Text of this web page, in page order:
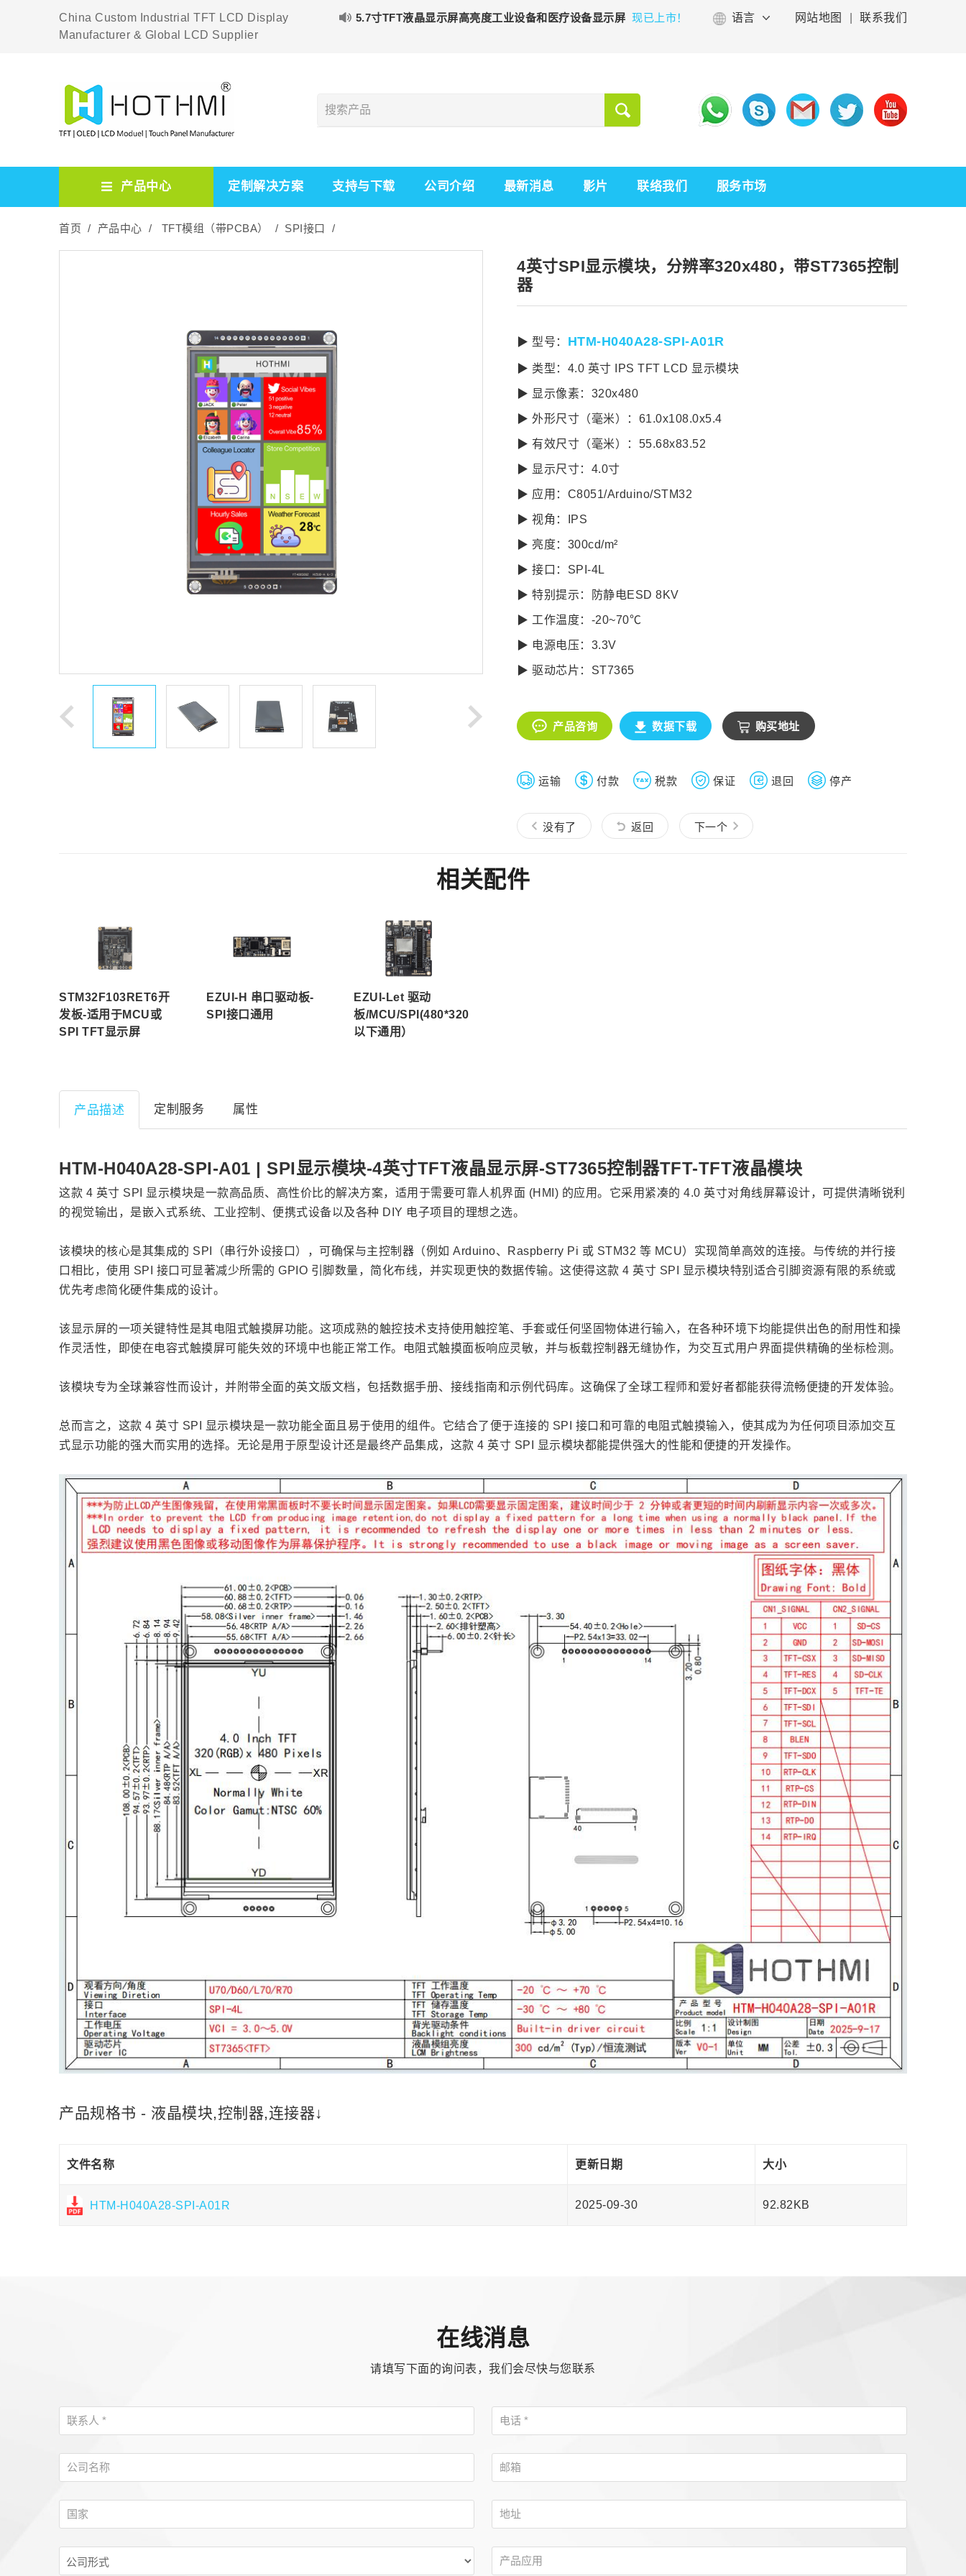
China Custom Industrial TFT LCD Display
Manufacturer & Global LCD Supplier
5.7寸TFT液晶显示屏高亮度工业设备和医疗设备显示屏 现已上市！ 语言 网站地图 联系我们
产品中心 定制解决方案 支持与下载 公司介绍 最新消息 影片 联络我们 服务市场
首页 / 产品中心 / TFT模组（带PCBA） / SPI接口 /
4英寸SPI显示模块，分辨率320x480，带ST7365控制
器
▶ 型号： HTM-H040A28-SPI-A01R
▶ 类型：4.0 英寸 IPS TFT LCD 显示模块
▶ 显示像素：320x480
▶ 外形尺寸（毫米）：61.0x108.0x5.4
▶ 有效尺寸（毫米）：55.68x83.52
▶ 显示尺寸：4.0寸
▶ 应用：C8051/Arduino/STM32
▶ 视角：IPS
▶ 亮度：300cd/m²
▶ 接口：SPI-4L
▶ 特别提示：防静电ESD 8KV
▶ 工作温度：-20~70℃
▶ 电源电压：3.3V
▶ 驱动芯片：ST7365
产品咨询 数据下载 购买地址
运输 付款 税款 保证 退回 停产
没有了 返回 下一个
相关配件
STM32F103RET6开
发板-适用于MCU或
SPI TFT显示屏
EZUI-H 串口驱动板-
SPI接口通用
EZUI-Let 驱动
板/MCU/SPI(480*320
以下通用）
产品描述 定制服务 属性
HTM-H040A28-SPI-A01 | SPI显示模块-4英寸TFT液晶显示屏-ST7365控制器TFT-TFT液晶模块
这款 4 英寸 SPI 显示模块是一款高品质、高性价比的解决方案，适用于需要可靠人机界面 (HMI) 的应用。它采用紧凑的 4.0 英寸对角线屏幕设计，可提供清晰锐利
的视觉输出，是嵌入式系统、工业控制、便携式设备以及各种 DIY 电子项目的理想之选。
该模块的核心是其集成的 SPI（串行外设接口），可确保与主控制器（例如 Arduino、Raspberry Pi 或 STM32 等 MCU）实现简单高效的连接。与传统的并行接
口相比，使用 SPI 接口可显著减少所需的 GPIO 引脚数量，简化布线，并实现更快的数据传输。这使得这款 4 英寸 SPI 显示模块特别适合引脚资源有限的系统或
优先考虑简化硬件集成的设计。
该显示屏的一项关键特性是其电阻式触摸屏功能。这项成熟的触控技术支持使用触控笔、手套或任何坚固物体进行输入，在各种环境下均能提供出色的耐用性和操
作灵活性，即使在电容式触摸屏可能失效的环境中也能正常工作。电阻式触摸面板响应灵敏，并与板载控制器无缝协作，为交互式用户界面提供精确的坐标检测。
该模块专为全球兼容性而设计，并附带全面的英文版文档，包括数据手册、接线指南和示例代码库。这确保了全球工程师和爱好者都能获得流畅便捷的开发体验。
总而言之，这款 4 英寸 SPI 显示模块是一款功能全面且易于使用的组件。它结合了便于连接的 SPI 接口和可靠的电阻式触摸输入，使其成为为任何项目添加交互
式显示功能的强大而实用的选择。无论是用于原型设计还是最终产品集成，这款 4 英寸 SPI 显示模块都能提供强大的性能和便捷的开发操作。
产品规格书 - 液晶模块,控制器,连接器↓
文件名称 更新日期 大小
HTM-H040A28-SPI-A01R 2025-09-30 92.82KB
在线消息
请填写下面的询问表，我们会尽快与您联系